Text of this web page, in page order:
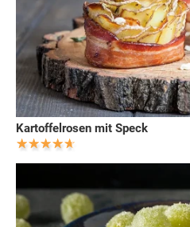
Kartoffelrosen mit Speck